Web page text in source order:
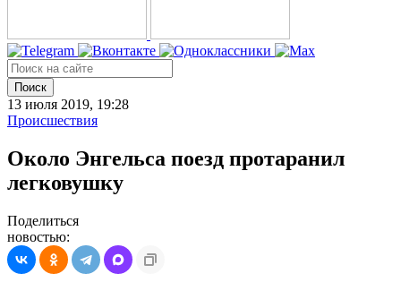
Поиск
13 июля 2019, 19:28
Происшествия
Около Энгельса поезд протаранил
легковушку
Поделиться
новостью: